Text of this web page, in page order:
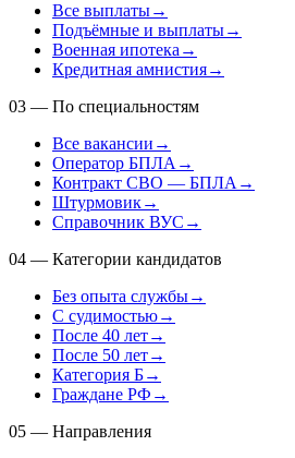
Все выплаты→
Подъёмные и выплаты→
Военная ипотека →
Кредитная амнистия→
03 — По специальностям
Все вакансии →
Оператор БПЛА →
Контракт СВО — БПЛА →
Штурмовик→
Справочник ВУС →
04 — Категории кандидатов
Без опыта службы→
С судимостью→
После 40 лет→
После 50 лет→
Категория Б→
Граждане РФ →
05 — Направления